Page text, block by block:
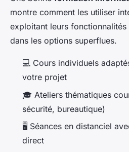
montre comment les utiliser
exploitant leurs
dans les options superflues.
💻 Cours individuels
votre projet
🎓 Ateliers thématiques
sécurité, bureautique)
🖥️ Séances en distanciel
direct